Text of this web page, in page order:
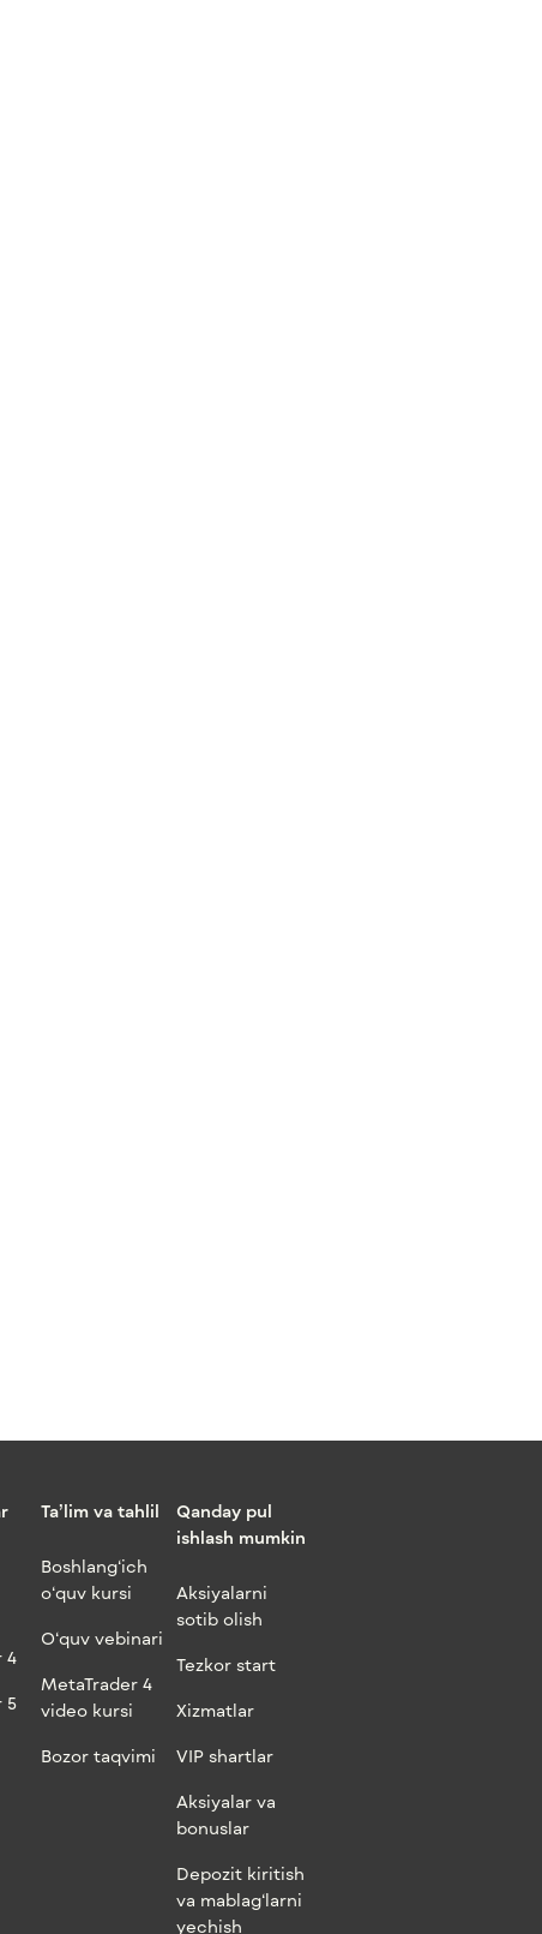
4
5
Ta’lim va tahlil
Boshlang‘ich
o‘quv kursi
O‘quv vebinari
MetaTrader 4
video kursi
Bozor taqvimi
Qanday pul
ishlash mumkin
Aksiyalarni
sotib olish
Tezkor start
Xizmatlar
VIP shartlar
Aksiyalar va
bonuslar
Depozit kiritish
va mablag‘larni
yechish